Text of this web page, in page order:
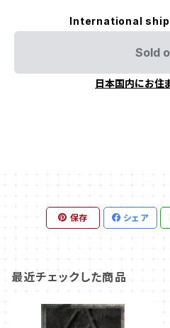
International
Sold
日本国内にお住
保存 シェア
最近チェックした商品